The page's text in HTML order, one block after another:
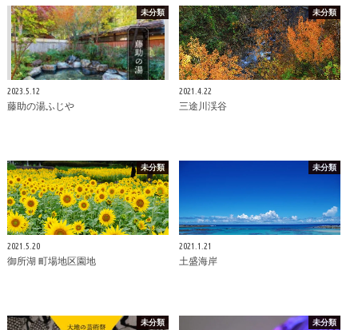
未分類
2023.5.12
藤助の湯ふじや
未分類
2021.4.22
三途川渓谷
未分類
2021.5.20
御所湖 町場地区園地
未分類
2021.1.21
土盛海岸
未分類 未分類